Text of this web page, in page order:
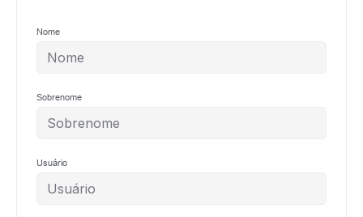
Nome
Sobrenome
Usuário